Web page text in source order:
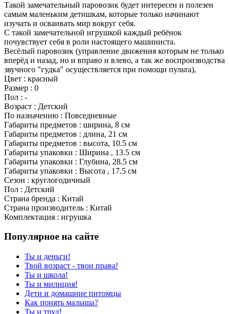
Такой замечательный паровозик будет интересен и полезен
самым маленьким детишкам, которые только начинают
изучать и осваивать мир вокруг себя.
С такой замечательной игрушкой каждый ребёнок
почувствует себя в роли настоящего машиниста.
Весёлый паровозик (управление движения которым не только
вперёд и назад, но и вправо и влево, а так же воспроизводства
звучного "гудка" осуществляется при помощи пульта),
Цвет : красный
Размер : 0
Пол : -
Возраст : Детский
По назначению : Повседневные
Габариты предметов : ширина, 8 см
Габариты предметов : длина, 21 см
Габариты предметов : высота, 10.5 см
Габариты упаковки : Ширина , 13.5 см
Габариты упаковки : Глубина, 28.5 см
Габариты упаковки : Высота , 17.5 см
Сезон : круглогодичный
Пол : Детский
Страна бренда : Китай
Страна производитель : Китай
Комплектация : игрушка
Популярное на сайте
Ты и деньги!
Твой возраст - твои права!
Ты и школа!
Ты и милиция!
Дети и домашние питомцы
Как понять малыша?
Ты и труд!